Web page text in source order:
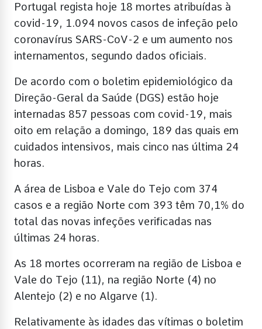
Portugal regista hoje 18 mortes atribuídas à
covid-19, 1.094 novos casos de infeção pelo
coronavírus SARS-CoV-2 e um aumento nos
internamentos, segundo dados oficiais.
De acordo com o boletim epidemiológico da
Direção-Geral da Saúde (DGS) estão hoje
internadas 857 pessoas com covid-19, mais
oito em relação a domingo, 189 das quais em
cuidados intensivos, mais cinco nas última 24
horas.
A área de Lisboa e Vale do Tejo com 374
casos e a região Norte com 393 têm 70,1% do
total das novas infeções verificadas nas
últimas 24 horas.
As 18 mortes ocorreram na região de Lisboa e
Vale do Tejo (11), na região Norte (4) no
Alentejo (2) e no Algarve (1).
Relativamente às idades das vítimas o boletim